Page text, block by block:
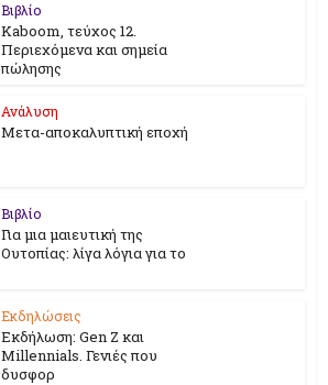
Βιβλίο
Kaboom, τεύχος 12.
Περιεχόμενα και σημεία
πώλησης
Ανάλυση
Μετα-αποκαλυπτική εποχή
Βιβλίο
Για μια μαιευτική της
Ουτοπίας: λίγα λόγια για το
Εκδηλώσεις
Εκδήλωση: Gen Z και
Millennials. Γενιές που
δυσφορ